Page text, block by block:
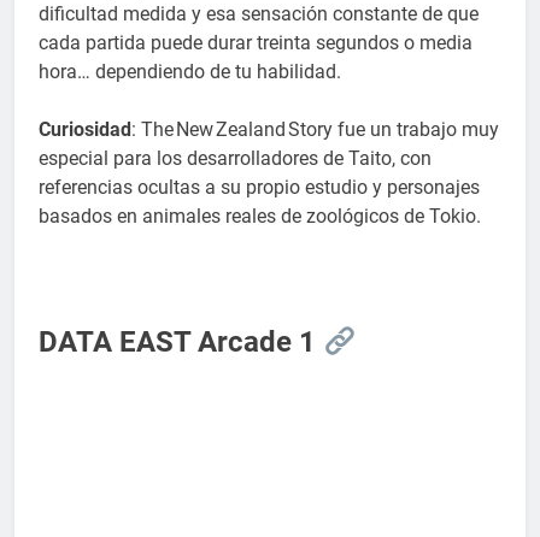
dificultad medida y esa sensación constante de que
cada partida puede durar treinta segundos o media
hora… dependiendo de tu habilidad.
Curiosidad: The New Zealand Story fue un trabajo muy
especial para los desarrolladores de Taito, con
referencias ocultas a su propio estudio y personajes
basados en animales reales de zoológicos de Tokio.
DATA EAST Arcade 1